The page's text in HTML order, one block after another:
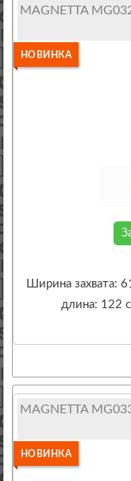
MAGNETTA
НОВИНКА
Ширина захвата:
длина: 122
MAGNETTA
НОВИНКА